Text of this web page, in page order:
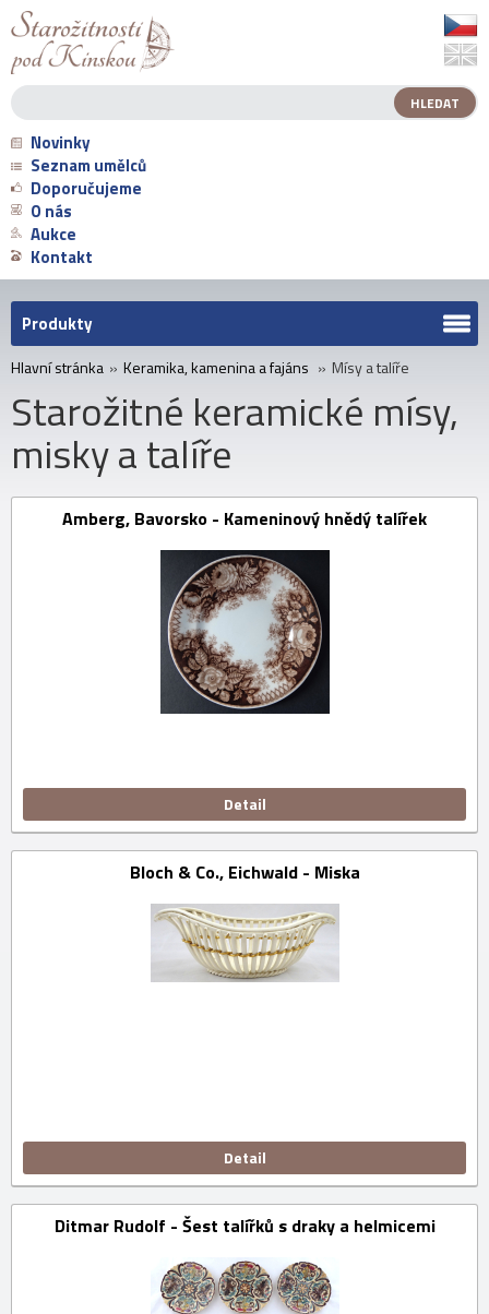
Novinky
Seznam umělců
Doporučujeme
O nás
Aukce
Kontakt
Produkty
Hlavní stránka » Keramika, kamenina a fajáns » Mísy a talíře
Starožitné keramické mísy,
misky a talíře
Amberg, Bavorsko - Kameninový hnědý talířek
Detail
Bloch & Co., Eichwald - Miska
Detail
Ditmar Rudolf - Šest talířků s draky a helmicemi